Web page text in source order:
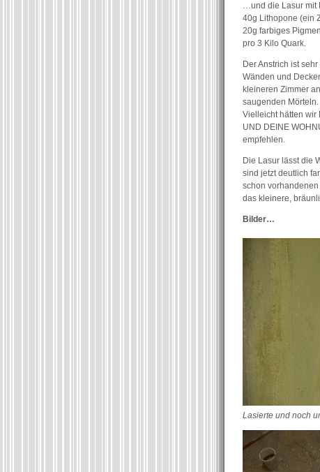
…und die Lasur mit
40g Lithopone (ein
20g farbiges
pro 3 Kilo Quark.
Der Anstrich ist
Wänden und
kleineren Zimmer
saugenden Mörteln.
Vielleicht hätten wir
UND DEINE
empfehlen.
Die Lasur lässt die
sind jetzt deutlich
schon
das kleinere,
Bilder…
Lasierte und noch